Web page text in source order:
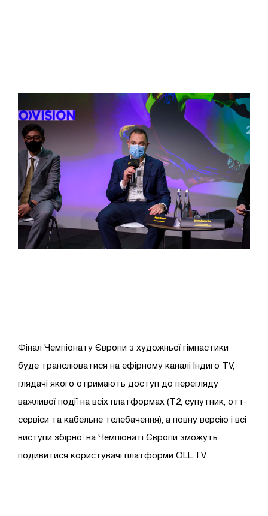
Фінал Чемпіонату Європи з художньої гімнастики
буде транслюватися на ефірному каналі Індиго TV,
глядачі якого отримають доступ до перегляду
важливої події на всіх платформах (Т2, супутник, отт-
сервіси та кабельне телебачення), а повну версію і всі
виступи збірної на Чемпіонаті Європи зможуть
подивитися користувачі платформи OLL.TV.